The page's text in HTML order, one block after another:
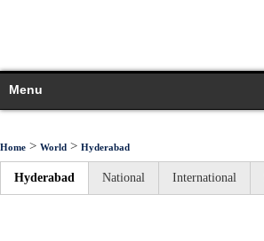
Menu
Home > World > Hyderabad
Hyderabad National International